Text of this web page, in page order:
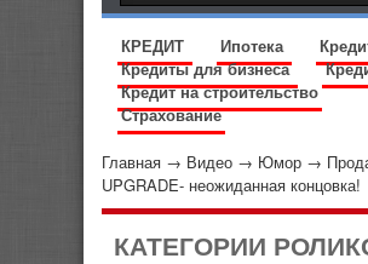
КРЕДИТ Ипотека
Кредиты для бизнеса
Кредит на строительство
Страхование
Главная → Видео → Юмор →
UPGRADE- неожиданная концовка!
КАТЕГОРИИ